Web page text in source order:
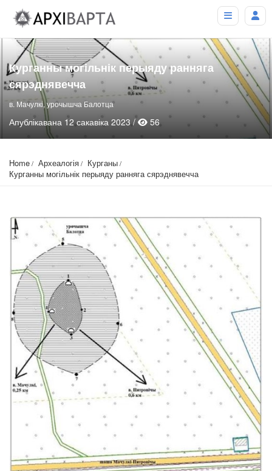
Курганны могільнік перыяду ранняга
сярэднявечча
в. Мачулкі, урочышча Балотца
Апублікавана 12 сакавіка 2023 / 56
Home Археалогія
Курганы
Курганны могільнік перыяду ранняга сярэднявечча